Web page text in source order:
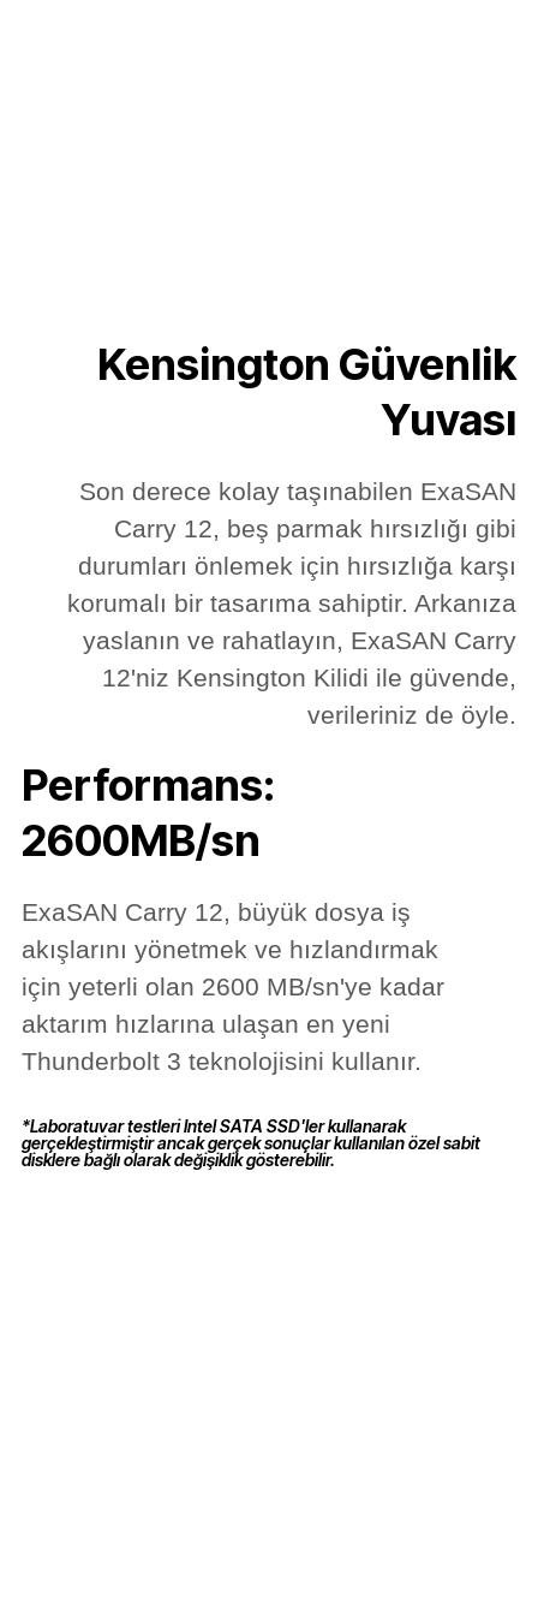
Kensington Güvenlik
Yuvası
Son derece kolay taşınabilen ExaSAN
Carry 12, beş parmak hırsızlığı gibi
durumları önlemek için hırsızlığa karşı
korumalı bir tasarıma sahiptir. Arkanıza
yaslanın ve rahatlayın, ExaSAN Carry
12'niz Kensington Kilidi ile güvende,
verileriniz de öyle.
Performans:
2600MB/sn
ExaSAN Carry 12, büyük dosya iş
akışlarını yönetmek ve hızlandırmak
için yeterli olan 2600 MB/sn'ye kadar
aktarım hızlarına ulaşan en yeni
Thunderbolt 3 teknolojisini kullanır.
*Laboratuvar testleri Intel SATA SSD'ler kullanarak
gerçekleştirmiştir ancak gerçek sonuçlar kullanılan özel sabit
disklere bağlı olarak değişiklik gösterebilir.